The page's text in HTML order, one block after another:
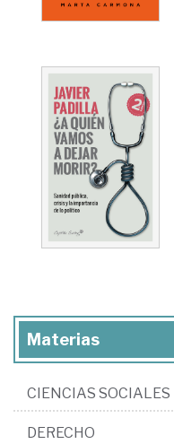
Materias
CIENCIAS SOCIALES
DERECHO